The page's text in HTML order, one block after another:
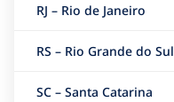
RJ – Rio de Janeiro
RS – Rio Grande do Sul
SC – Santa Catarina